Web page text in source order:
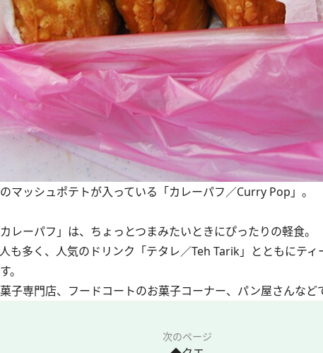
マッシュポテトが入っている「カレーパフ／Curry Pop」。
レーパフ」は、ちょっとつまみたいときにぴったりの軽食。
も多く、人気のドリンク 「テタレ／Teh Tarik」 とともにテ
。
子専門店、フードコートのお菓子コーナー、パン屋さんなど
次のページ